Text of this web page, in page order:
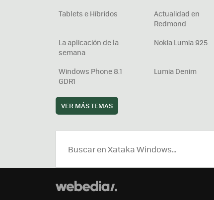
Tablets e Híbridos
Actualidad en
Redmond
La aplicación de la
semana
Nokia Lumia 925
Windows Phone 8.1
GDR1
Lumia Denim
VER MÁS TEMAS